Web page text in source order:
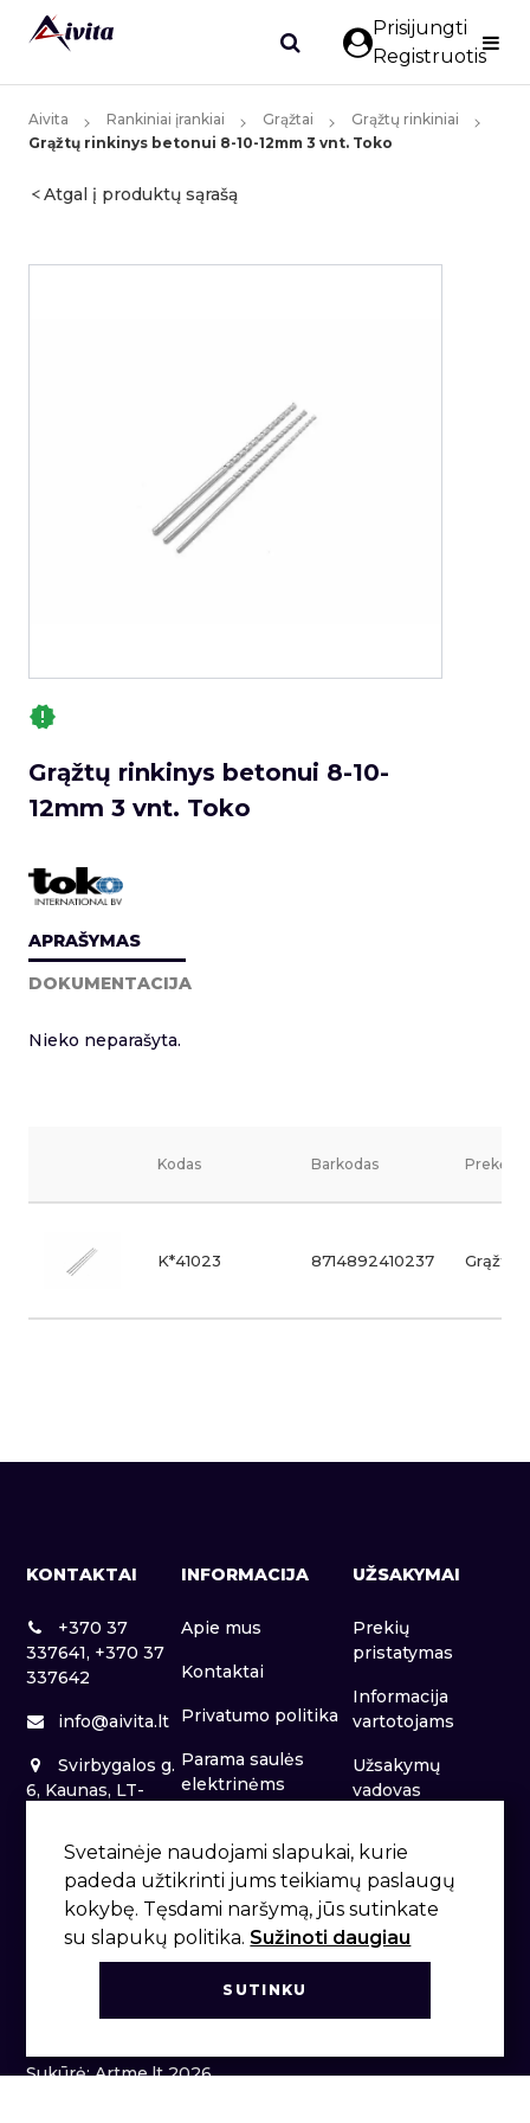
Prisijungti
Registruotis
Aivita Rankiniai įrankiai Grąžtai
Grąžtų rinkiniai
Grąžtų rinkinys betonui 8-10-12mm 3 vnt. Toko
Atgal į produktų sąrašą
Grąžtų rinkinys betonui 8-10-
12mm 3 vnt. Toko
APRAŠYMAS
DOKUMENTACIJA
Nieko neparašyta.
Kodas Barkodas Prekės
K*41023 8714892410237 Grąžtų
KONTAKTAI
+370 37
337641, +370 37
337642
info@aivita.lt
Svirbygalos g.
6, Kaunas, LT-
INFORMACIJA
Apie mus
Kontaktai
Privatumo politika
Parama saulės
elektrinėms
UŽSAKYMAI
Prekių
pristatymas
Informacija
vartotojams
Užsakymų
vadovas
Sukūrė: Artme.lt 2026
Svetainėje naudojami slapukai, kurie
padeda užtikrinti jums teikiamų paslaugų
kokybę. Tęsdami naršymą, jūs sutinkate
su slapukų politika. Sužinoti daugiau
SUTINKU